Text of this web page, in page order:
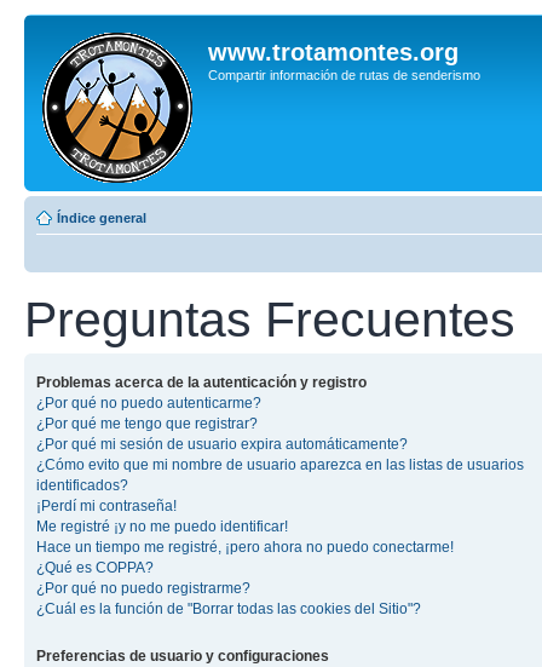
www.trotamontes.org
Compartir información de rutas de senderismo
Índice general
Preguntas Frecuentes
Problemas acerca de la autenticación y registro
¿Por qué no puedo autenticarme?
¿Por qué me tengo que registrar?
¿Por qué mi sesión de usuario expira automáticamente?
¿Cómo evito que mi nombre de usuario aparezca en las listas de usuarios
identificados?
¡Perdí mi contraseña!
Me registré ¡y no me puedo identificar!
Hace un tiempo me registré, ¡pero ahora no puedo conectarme!
¿Qué es COPPA?
¿Por qué no puedo registrarme?
¿Cuál es la función de "Borrar todas las cookies del Sitio"?
Preferencias de usuario y configuraciones